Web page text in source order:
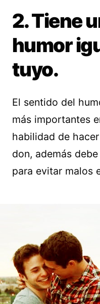
2. Tiene
humor
tuyo.
El sentido del
más importantes
habilidad de
don, además
para evitar malos